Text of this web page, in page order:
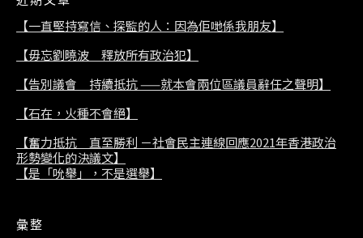
【一直堅持寫信、探監的人：因為佢哋係我朋友】
【毋忘劉曉波 釋放所有政治犯】
【告別議會 持續抵抗 ——就本會兩位區議員辭任之聲明】
【石在，火種不會絕】
【奮力抵抗 直至勝利 －社會民主連線回應2021年香港政治
形勢變化的決議文】
【是「吮舉」，不是選舉】
彙整